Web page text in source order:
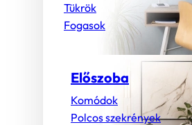
Tükrök
Fogasok
Előszoba
Komódok
Polcos szekrények